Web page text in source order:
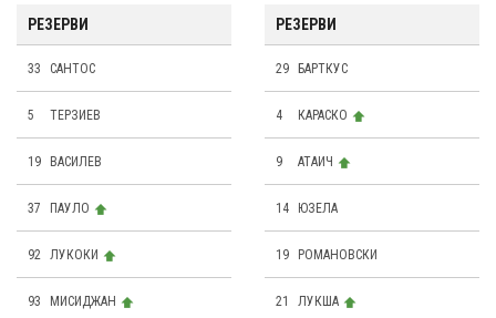
РЕЗЕРВИ
33 САНТОС
5 ТЕРЗИЕВ
19 ВАСИЛЕВ
37 ПАУЛО
92 ЛУКОКИ
93 МИСИДЖАН
РЕЗЕРВИ
29 БАРТКУС
4 КАРАСКО
9 АТАИЧ
14 ЮЗЕЛА
19 РОМАНОВСКИ
21 ЛУКША